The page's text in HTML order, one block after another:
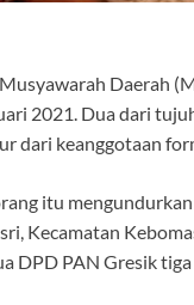
Daerah
2021. Dua dari
dari keanggotaan
itu
Kecamatan
DPD PAN Gresik